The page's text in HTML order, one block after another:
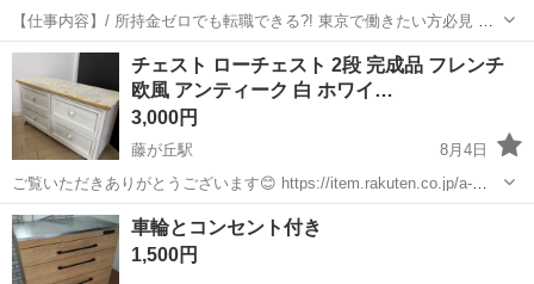
【仕事内容】/ 所持金ゼロでも転職できる?! 東京で働きたい方必見 即
日入居可!家具家電付きの寮・社宅あり! 引っ越しや上京の費用は”すべ
て”負担します 必ず面接!電話面接もOK! 魅力ポイント 家具家電付きの
寮・社宅を完備 無資...
アルバイト・パート
チェスト ローチェスト 2段 完成品 フレンチ
欧風 アンティーク 白 ホワイ…
3,000円
藤が丘駅
8月4日
ご覧いただきありがとうございます😊 https://item.rakuten.co.jp/a-
price/4934257227018/ ⬆️ここで買ったものです。 シンプルで使いやす
い収納ローチェストです。 現在は収...
愛知 名古屋市 収納家具
車輪とコンセント付き
1,500円